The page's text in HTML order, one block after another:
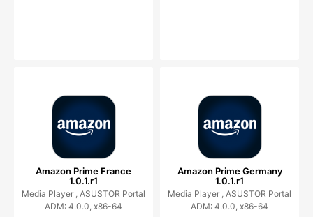
Amazon Prime France
1.0.1.r1
Media Player , ASUSTOR Portal
ADM: 4.0.0, x86-64
Amazon Prime Germany
1.0.1.r1
Media Player , ASUSTOR Portal
ADM: 4.0.0, x86-64